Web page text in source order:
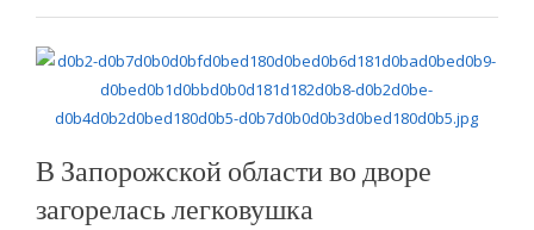
В Запорожской области во дворе
загорелась легковушка